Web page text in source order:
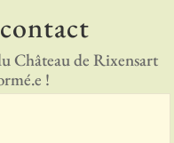
Château de Rixensart
!